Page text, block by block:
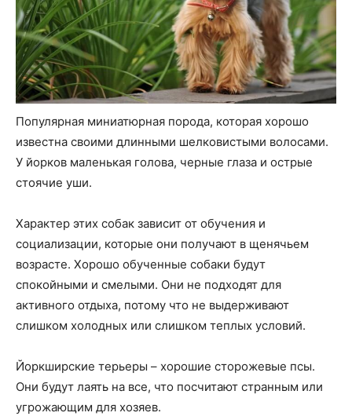
Популярная миниатюрная порода, которая хорошо
известна своими длинными шелковистыми волосами.
У йорков маленькая голова, черные глаза и острые
стоячие уши.
Характер этих собак зависит от обучения и
социализации, которые они получают в щенячьем
возрасте. Хорошо обученные собаки будут
спокойными и смелыми. Они не подходят для
активного отдыха, потому что не выдерживают
слишком холодных или слишком теплых условий.
Йоркширские терьеры – хорошие сторожевые псы.
Они будут лаять на все, что посчитают странным или
угрожающим для хозяев.